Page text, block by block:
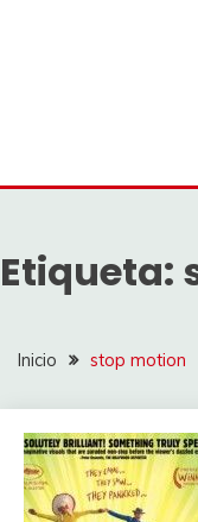
Etiqueta:
Inicio stop motion